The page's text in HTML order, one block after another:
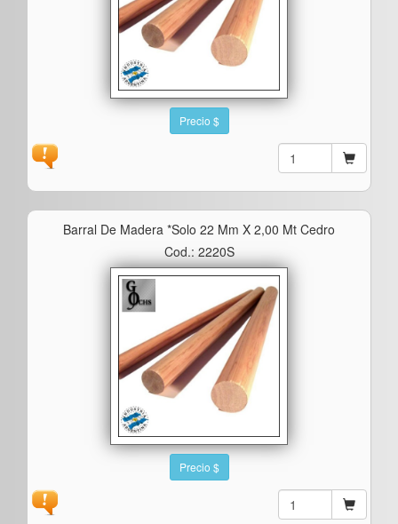
Precio $
Barral De Madera *solo 22 Mm X 2,00 Mt Cedro
Cod.: 2220S
Precio $